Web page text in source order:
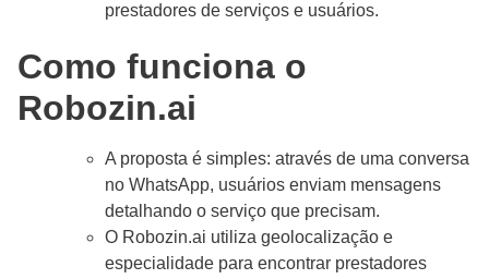
prestadores de serviços e usuários.
Como funciona o
Robozin.ai
A proposta é simples: através de uma conversa
no WhatsApp, usuários enviam mensagens
detalhando o serviço que precisam.
O Robozin.ai utiliza geolocalização e
especialidade para encontrar prestadores